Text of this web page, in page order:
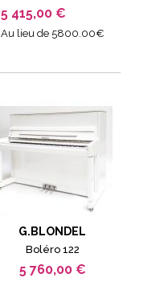
5 415,00 €
Au lieu de 5800.00€
G.BLONDEL
Boléro 122
5 760,00 €